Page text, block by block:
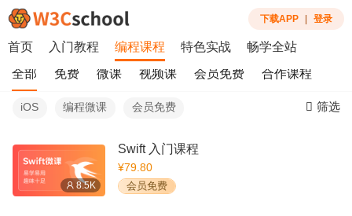
下载APP 登录
首页 入门教程 编程课程 特色实战 畅学全站
全部 免费 微课 视频课 会员免费 合作课程
iOS 编程微课 会员免费 筛选
8.5K
Swift 入门课程
¥79.80
会员免费